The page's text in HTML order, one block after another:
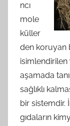
ncı
mole
küller
den koruyan
isimlendirilen
aşamada
sağlıklı
bir sistemdir.
gıdaların